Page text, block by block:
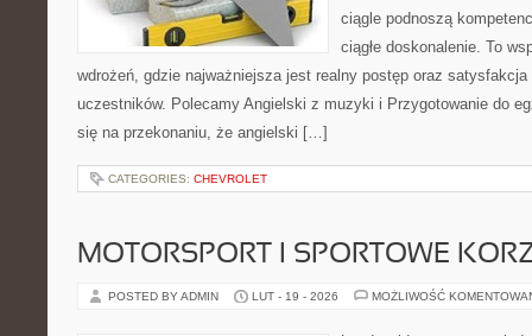
ciągle podnoszą
ciągłe doskonalenie. To
wdrożeń, gdzie najważniejsza jest realny postęp oraz
uczestników. Polecamy Angielski z muzyki i Przygotowanie do
się na przekonaniu, że angielski […]
CATEGORIES: CHEVROLET
MOTORSPORT I SPORTOWE
POSTED BY ADMIN LUT - 19 - 2026 MOŻLIWOŚĆ